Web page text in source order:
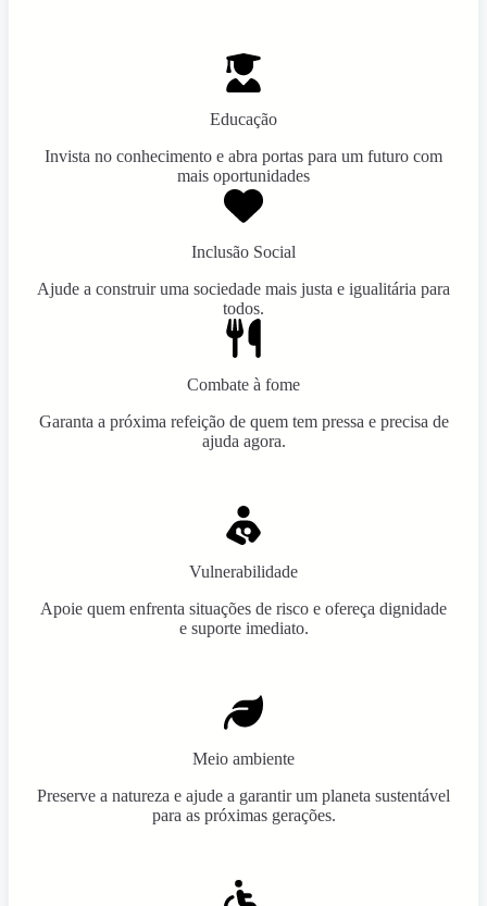
Educação
Invista no conhecimento e abra portas para um futuro com
mais oportunidades
Inclusão Social
Ajude a construir uma sociedade mais justa e igualitária para
todos.
Combate à fome
Garanta a próxima refeição de quem tem pressa e precisa de
ajuda agora.
Vulnerabilidade
Apoie quem enfrenta situações de risco e ofereça dignidade
e suporte imediato.
Meio ambiente
Preserve a natureza e ajude a garantir um planeta sustentável
para as próximas gerações.